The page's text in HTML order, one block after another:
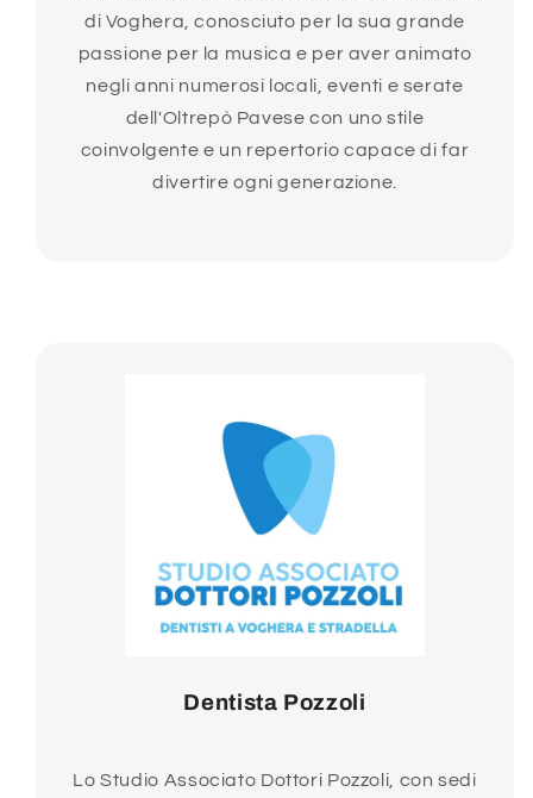
di Voghera, conosciuto per la sua grande
passione per la musica e per aver animato
negli anni numerosi locali, eventi e serate
dell'Oltrepò Pavese con uno stile
coinvolgente e un repertorio capace di far
divertire ogni generazione.
Dentista Pozzoli
Lo Studio Associato Dottori Pozzoli, con sedi